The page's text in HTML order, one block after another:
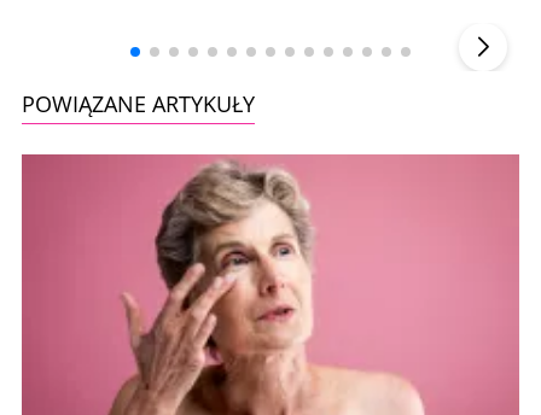
POWIĄZANE ARTYKUŁY